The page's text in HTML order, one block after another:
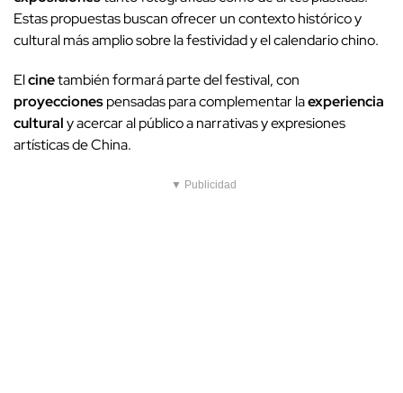
Estas propuestas buscan ofrecer un contexto histórico y
cultural más amplio sobre la festividad y el calendario chino.
Elcinetambién formará parte del festival, con
proyeccionespensadas para complementar laexperiencia
culturaly acercar al público a narrativas y expresiones
artísticas de China.
▼ Publicidad